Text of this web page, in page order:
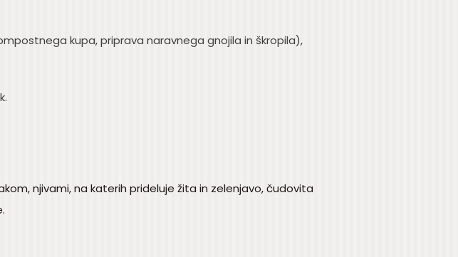
kupa, priprava naravnega gnojila in škropila),
njivami, na katerih prideluje žita in zelenjavo, čudovita